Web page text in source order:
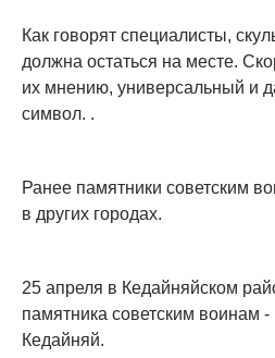
Как говорят специалисты,
должна остаться на месте.
их мнению, универсальный и
символ. .
Ранее памятники советским
в других городах.
25 апреля в Кедайняйском
памятника советским воинам
Кедайняй.